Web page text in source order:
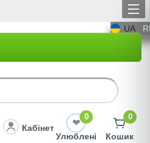
UA
Кабінет
0
Улюблені
0
Кошик